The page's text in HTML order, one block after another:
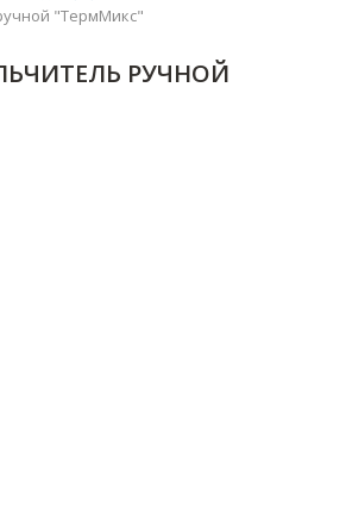
"ТермМикс"
РУЧНОЙ